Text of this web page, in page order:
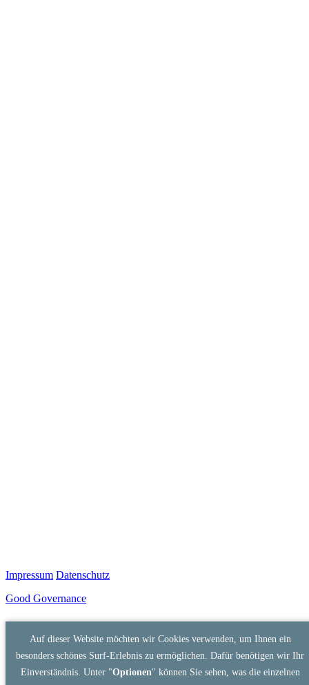
Impressum Datenschutz
Good Governance
Auf dieser Website möchten wir Cookies verwenden, um Ihnen ein
besonders schönes Surf-Erlebnis zu ermöglichen. Dafür benötigen wir Ihr
Einverständnis. Unter "Optionen" können Sie sehen, was die einzelnen